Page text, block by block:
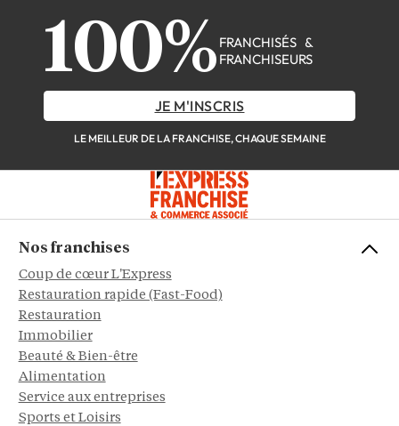
100% FRANCHISÉS &
FRANCHISEURS
JE M'INSCRIS
LE MEILLEUR DE LA FRANCHISE, CHAQUE SEMAINE
Nos franchises
Coup de cœur L'Express
Restauration rapide (Fast-Food)
Restauration
Immobilier
Beauté & Bien-être
Alimentation
Service aux entreprises
Sports et Loisirs